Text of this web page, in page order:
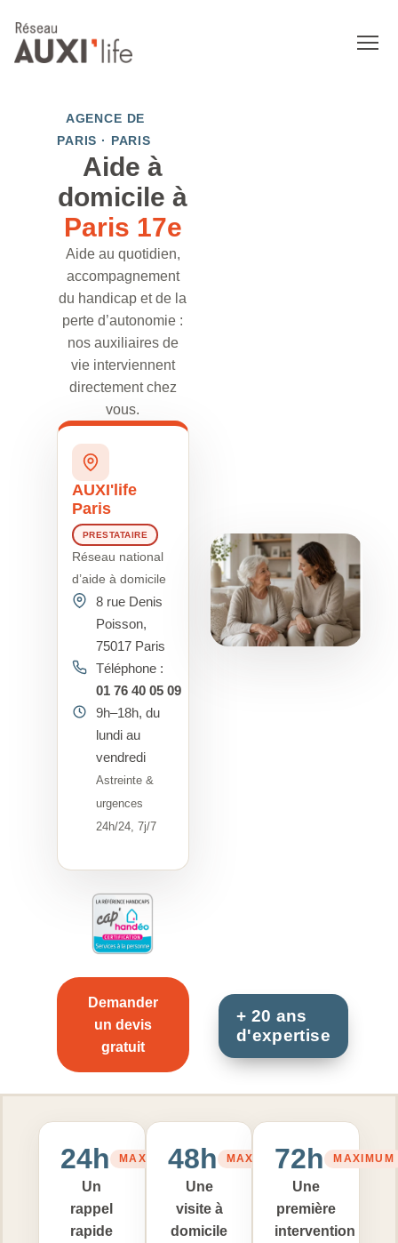
AGENCE DE
PARIS · PARIS
Aide à
domicile à
Paris 17e
Aide au quotidien,
accompagnement
du handicap et de la
perte d’autonomie :
nos auxiliaires de
vie interviennent
directement chez
vous.
AUXI'life
Paris
PRESTATAIRE
Réseau national
d’aide à domicile
8 rue Denis
Poisson,
75017 Paris
Téléphone :
01 76 40 05 09
9h–18h, du
lundi au
vendredi
Astreinte &
urgences
24h/24, 7j/7
Demander
un devis
gratuit
24h MAXIMUM
Un
rappel
rapide
48h MAXIMUM
Une
visite à
domicile
72h MAXIMUM
Une
première
intervention